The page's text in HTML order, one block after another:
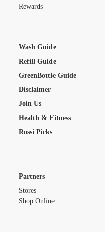
Rewards
Wash Guide
Refill Guide
GreenBottle Guide
Disclaimer
Join Us
Health & Fitness
Rossi Picks
Partners
Stores
Shop Online